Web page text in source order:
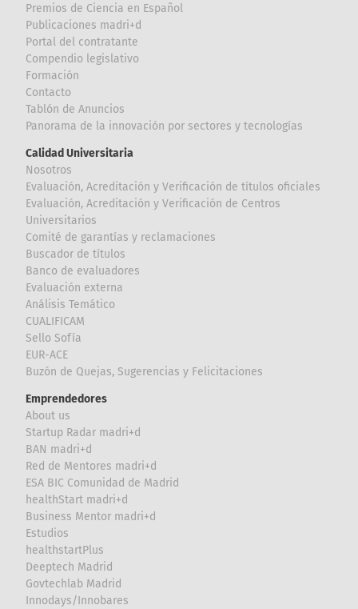
Premios de Ciencia en Español
Publicaciones madri+d
Portal del contratante
Compendio legislativo
Formación
Contacto
Tablón de Anuncios
Panorama de la innovación por sectores y tecnologías
Calidad Universitaria
Nosotros
Evaluación, Acreditación y Verificación de títulos oficiales
Evaluación, Acreditación y Verificación de Centros
Universitarios
Comité de garantías y reclamaciones
Buscador de títulos
Banco de evaluadores
Evaluación externa
Análisis Temático
CUALIFICAM
Sello Sofía
EUR-ACE
Buzón de Quejas, Sugerencias y Felicitaciones
Emprendedores
About us
Startup Radar madri+d
BAN madri+d
Red de Mentores madri+d
ESA BIC Comunidad de Madrid
healthStart madri+d
Business Mentor madri+d
Estudios
healthstartPlus
Deeptech Madrid
Govtechlab Madrid
Innodays/Innobares